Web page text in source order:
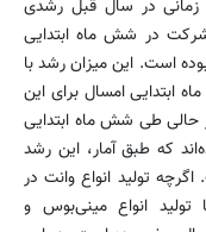
زمانی در سال قبل رشدی
شركت در شش ماه ابتدایی
سال گذشته نیز 136.4 درصد بوده است. این میزان رشد با
طی شش ماه ابتدایی امسال برای این
حالی طی شش ماه ابتدایی
كه طبق آمار، این رشد
تولید انواع وانت در
انواع مینی‌بوس و